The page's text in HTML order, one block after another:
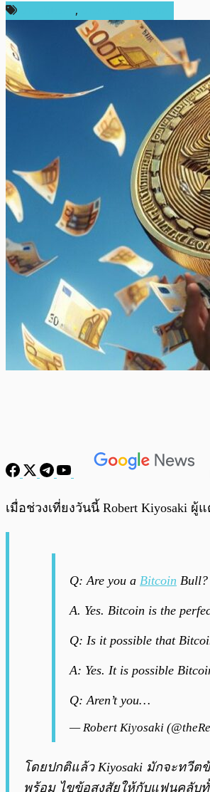
,
พร้อมเล่น
เมื่อช่วงเที่ยงวันนี้ Robert Kiyosaki
Q: Are you a Bitcoin Bull?
A. Yes. Bitcoin is the
Q: Is it possible that
A: Yes. It is possible
Q: Aren’t you…
— Robert Kiyosaki
โดยปกติแล้ว Kiyosaki มักจะทวี
พร้อม ไขข้อสงสัยให้กับแฟนคลับ